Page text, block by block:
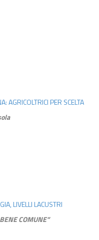
AGRICOLTRICI PER SCELTA
LIVELLI LACUSTRI
COMUNE”